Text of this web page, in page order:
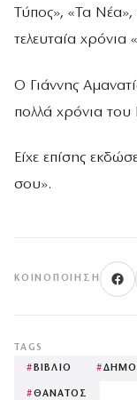
Τύπος», «Τα
τελευταία χρόνια
Ο Γιάννης
πολλά χρόνια
Είχε επίσης
σου».
ΚΟΙΝΟΠΟΊΗΣΗ
TAGS
# ΒΙΒΛΙΟ #
#ΘΑΝΑΤΟΣ